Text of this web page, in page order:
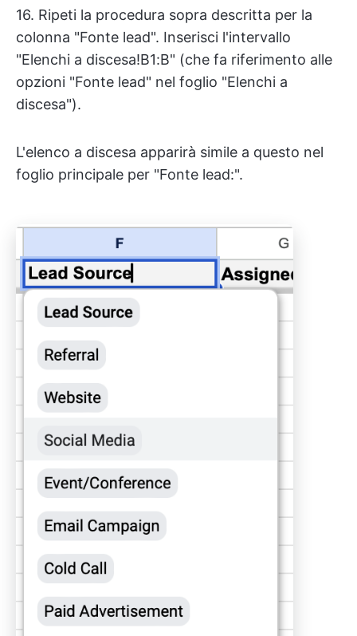
16. Ripeti la procedura sopra descritta per la
colonna "Fonte lead". Inserisci l'intervallo
"Elenchi a discesa!B1:B" (che fa riferimento alle
opzioni "Fonte lead" nel foglio "Elenchi a
discesa").
L'elenco a discesa apparirà simile a questo nel
foglio principale per "Fonte lead:".